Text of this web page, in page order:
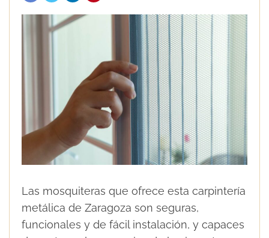
Las mosquiteras que ofrece esta carpintería
metálica de Zaragoza son seguras,
funcionales y de fácil instalación, y capaces